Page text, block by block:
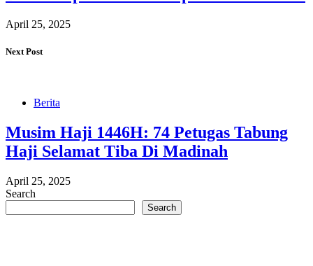
April 25, 2025
Next Post
Berita
Musim Haji 1446H: 74 Petugas Tabung
Haji Selamat Tiba Di Madinah
April 25, 2025
Search
Search